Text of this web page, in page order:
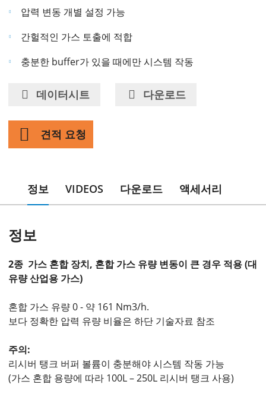
압력 변동 개별 설정 가능
간헐적인 가스 토출에 적합
충분한 buffer가 있을 때에만 시스템 작동
데이터시트 다운로드
견적 요청
정보 VIDEOS 다운로드 액세서리
정보
2종 가스 혼합 장치, 혼합 가스 유량 변동이 큰 경우 적용 (대
유량 산업용 가스)
혼합 가스 유량 0 - 약 161 Nm3/h.
보다 정확한 압력 유량 비율은 하단 기술자료 참조
주의:
리시버 탱크 버퍼 볼륨이 충분해야 시스템 작동 가능
(가스 혼합 용량에 따라 100L – 250L 리시버 탱크 사용)